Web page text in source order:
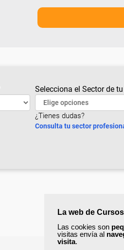
La web de
Las cookies son
visitas envía al
visita.
Selecciona el Sector de
¿Tienes dudas?
Consulta tu sector